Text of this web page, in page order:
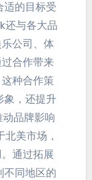
适的目标受
还与各大品
公司 、 体
合作带来
这种合作策
象 ， 还提升
品牌影响
北美市场 ，
。 通过拓展
不同地区的